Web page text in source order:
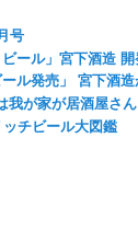
号
ール」宮下酒造 開
ル発売」 宮下酒造
が家が居酒屋さ
チビール大図鑑